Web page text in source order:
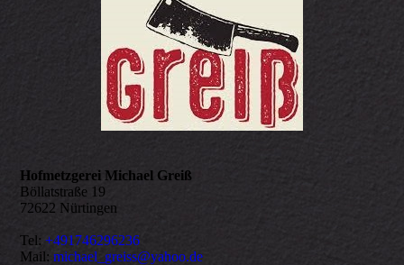
Hofmetzgerei Michael Greiß
Böllatstraße 19
72622 Nürtingen
Tel:+491746296236
Mail:michael_greiss@yahoo.de